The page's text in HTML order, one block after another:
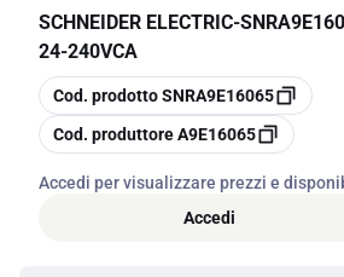
SCHNEIDER ELECTRIC-
24-240VCA
copia
Cod. prodottoSNRA9E16065
copia
Cod. produttoreA9E16065
Accedi per visualizzare prezzi e
Accedi